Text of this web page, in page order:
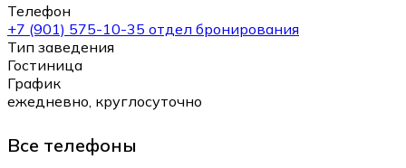
Телефон
+7 (901) 575-10-35 отдел бронирования
Тип заведения
Гостиница
График
ежедневно, круглосуточно
Все телефоны